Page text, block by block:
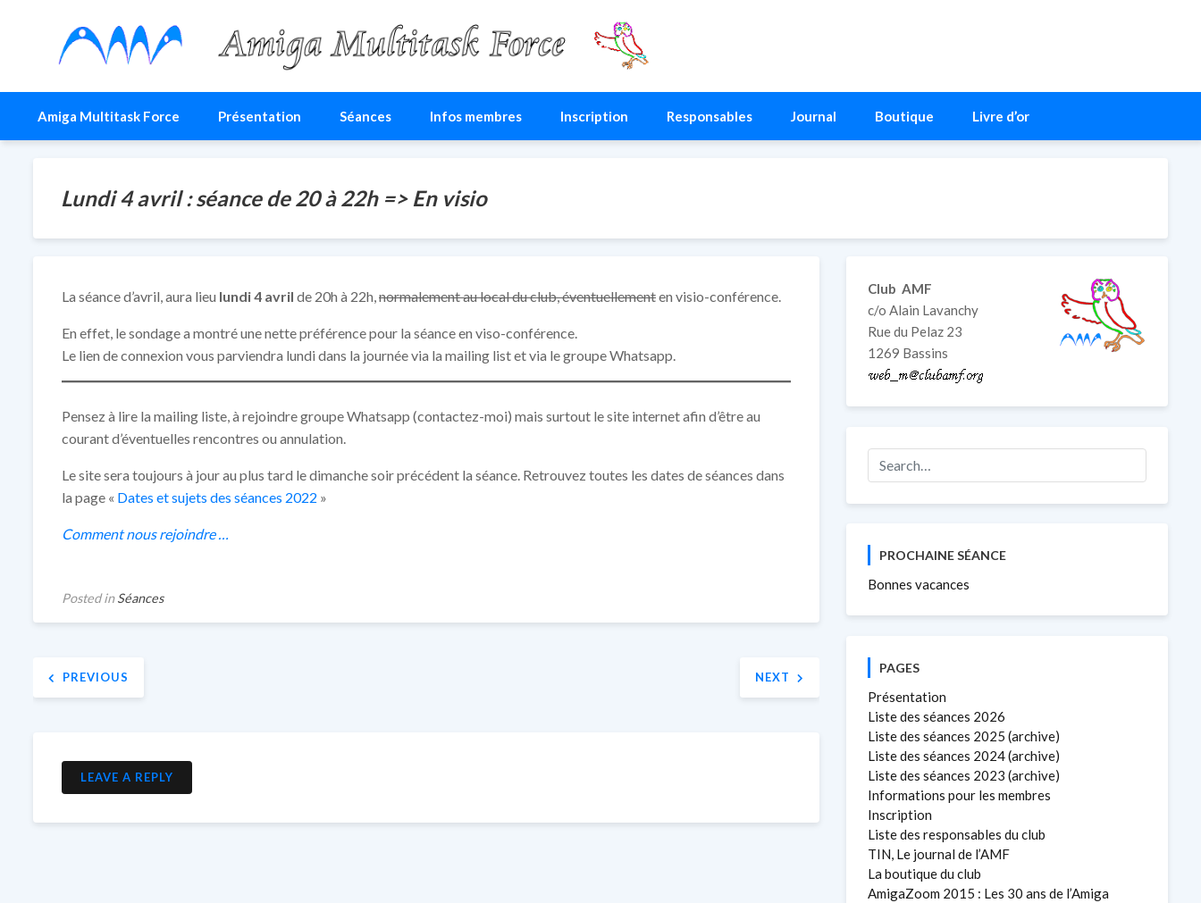
Amiga Multitask Force
Amiga Multitask Force Présentation Séances Infos membres Inscription Responsables Journal Boutique Livre d’or
Lundi 4 avril : séance de 20 à 22h => En visio
La séance d’avril, aura lieu lundi 4 avril de 20h à 22h,normalement au local du club, éventuellementen visio-conférence.
En effet, le sondage a montré une nette préférence pour la séance en viso-conférence.
Le lien de connexion vous parviendra lundi dans la journée via la mailing list et via le groupe Whatsapp.
Pensez à lire la mailing liste, à rejoindre groupe Whatsapp (contactez-moi) mais surtout le site internet afin d’être au
courant d’éventuelles rencontres ou annulation.
Le site sera toujours à jour au plus tard le dimanche soir précédent la séance. Retrouvez toutes les dates de séances dans
la page « Dates et sujets des séances 2022 »
Comment nous rejoindre …
Posted inSéances
de
PREVIOUS NEXT
LEAVE A REPLY
Club AMF
c/o Alain Lavanchy
Rue du Pelaz 23
1269 Bassins
PROCHAINE SÉANCE
Bonnes vacances
PAGES
Présentation
Liste des séances 2026
Liste des séances 2025 (archive)
Liste des séances 2024 (archive)
Liste des séances 2023 (archive)
Informations pour les membres
Inscription
Liste des responsables du club
TIN, Le journal de l’AMF
La boutique du club
AmigaZoom 2015 : Les 30 ans de l’Amiga